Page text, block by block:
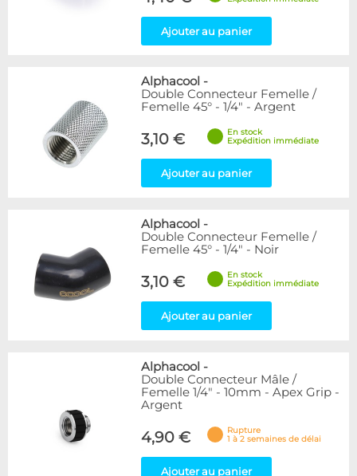
Ajouter au panier
Alphacool -
Double Connecteur Femelle /
Femelle 45° - 1/4" - Argent
3,10 €
En stock
Expédition immédiate
Ajouter au panier
Alphacool -
Double Connecteur Femelle /
Femelle 45° - 1/4" - Noir
3,10 €
En stock
Expédition immédiate
Ajouter au panier
Alphacool -
Double Connecteur Mâle /
Femelle 1/4" - 10mm - Apex Grip -
Argent
4,90 €
Rupture
1 à 2 semaines de délai
Ajouter au panier